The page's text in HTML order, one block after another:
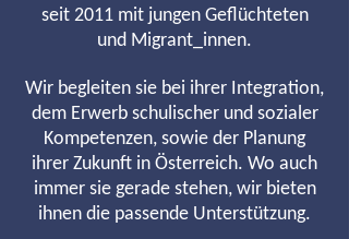
seit 2011 mit jungen Geflüchteten
und Migrant_innen.
Wir begleiten sie bei ihrer Integration,
dem Erwerb schulischer und sozialer
Kompetenzen, sowie der Planung
ihrer Zukunft in Österreich. Wo auch
immer sie gerade stehen, wir bieten
ihnen die passende Unterstützung.